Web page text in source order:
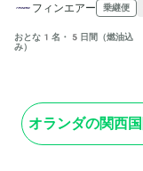
フィンエアー
乗継便
おとな1名・5日間（燃油込
み）
オランダの関西